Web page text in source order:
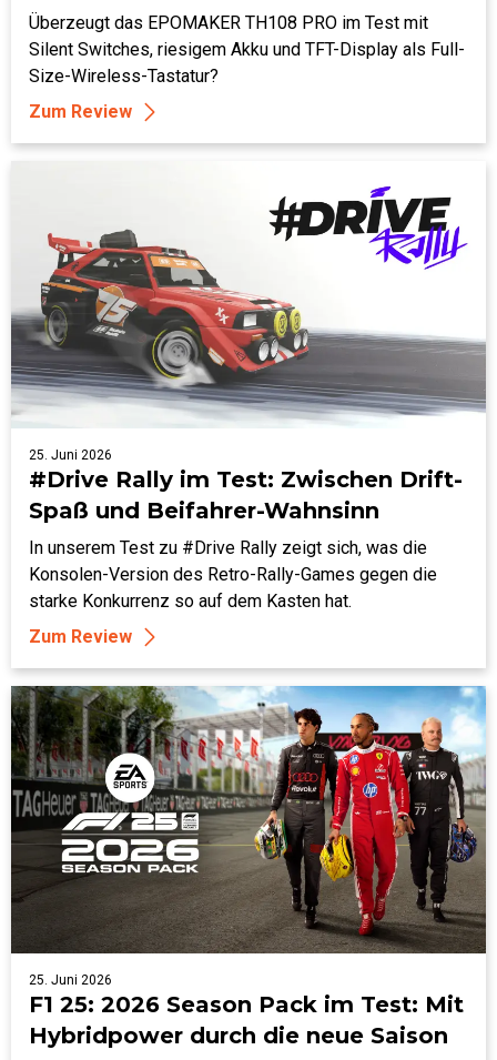
Akkumonster
Überzeugt das EPOMAKER TH108 PRO im Test mit
Silent Switches, riesigem Akku und TFT-Display als Full-
Size-Wireless-Tastatur?
Zum Review
25. Juni 2026
#Drive Rally im Test: Zwischen Drift-
Spaß und Beifahrer-Wahnsinn
In unserem Test zu #Drive Rally zeigt sich, was die
Konsolen-Version des Retro-Rally-Games gegen die
starke Konkurrenz so auf dem Kasten hat.
Zum Review
25. Juni 2026
F1 25: 2026 Season Pack im Test: Mit
Hybridpower durch die neue Saison